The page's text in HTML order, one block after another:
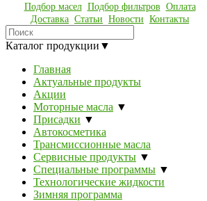
Подбор масел Подбор фильтров Оплата
Доставка Статьи Новости Контакты
Каталог продукции ▼
Главная
Актуальные продукты
Акции
Моторные масла ▼
Присадки ▼
Автокосметика
Трансмиссионные масла
Сервисные продукты ▼
Специальные программы ▼
Технологические жидкости
Зимняя программа